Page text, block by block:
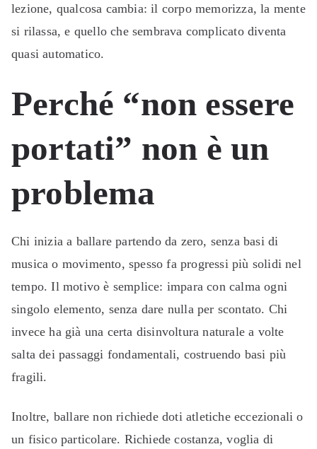
lezione, qualcosa cambia: il corpo memorizza, la mente
si rilassa, e quello che sembrava complicato diventa
quasi automatico.
Perché “non essere
portati” non è un
problema
Chi inizia a ballare partendo da zero, senza basi di
musica o movimento, spesso fa progressi più solidi nel
tempo. Il motivo è semplice: impara con calma ogni
singolo elemento, senza dare nulla per scontato. Chi
invece ha già una certa disinvoltura naturale a volte
salta dei passaggi fondamentali, costruendo basi più
fragili.
Inoltre, ballare non richiede doti atletiche eccezionali o
un fisico particolare. Richiede costanza, voglia di